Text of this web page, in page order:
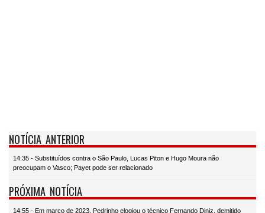
NOTÍCIA ANTERIOR
14:35 - Substituídos contra o São Paulo, Lucas Piton e Hugo Moura não
preocupam o Vasco; Payet pode ser relacionado
PRÓXIMA NOTÍCIA
14:55 - Em março de 2023, Pedrinho elogiou o técnico Fernando Diniz, demitido